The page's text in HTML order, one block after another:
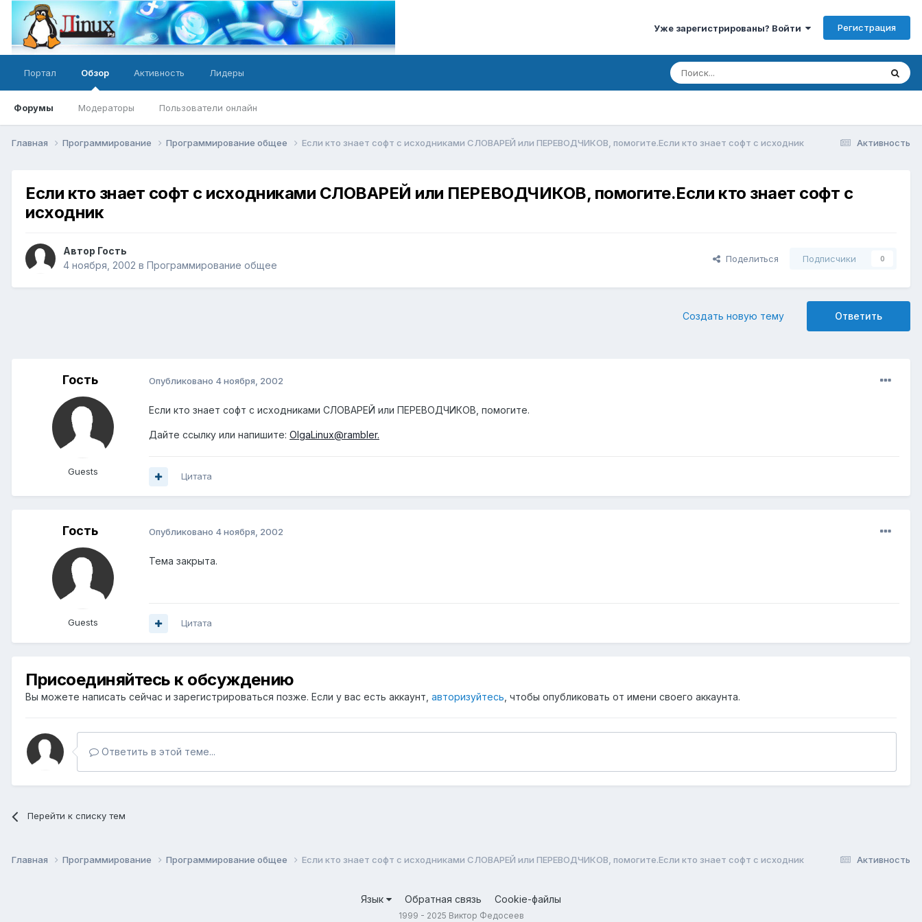
Уже зарегистрированы? Войти Регистрация
Портал Обзор
Форумы Модераторы Пользователи онлайн
Активность Лидеры
Активность
Главная Программирование Программирование общее Если кто знает софт с исходниками СЛОВАРЕЙ или ПЕРЕВОДЧИКОВ, помогите.Если кто знает софт с исходник
Если кто знает софт с исходниками СЛОВАРЕЙ или ПЕРЕВОДЧИКОВ, помогите.Если кто знает софт с
исходник
Автор Гость
4 ноября, 2002 в Программирование общее
Поделиться Подписчики 0
Ответить
Создать новую тему
Гость
Guests
Опубликовано 4 ноября, 2002
Если кто знает софт с исходниками СЛОВАРЕЙ или ПЕРЕВОДЧИКОВ, помогите.
Дайте ссылку или напишите: OlgaLinux@rambler.
Цитата
Гость
Guests
Опубликовано 4 ноября, 2002
Тема закрыта.
Цитата
Присоединяйтесь к обсуждению
Вы можете написать сейчас и зарегистрироваться позже. Если у вас есть аккаунт, авторизуйтесь , чтобы опубликовать от имени своего аккаунта.
Ответить в этой теме...
Перейти к списку тем
Активность
Главная Программирование Программирование общее Если кто знает софт с исходниками СЛОВАРЕЙ или ПЕРЕВОДЧИКОВ, помогите.Если кто знает софт с исходник
Язык Обратная связь Cookie-файлы
1999 - 2025 Виктор Федосеев